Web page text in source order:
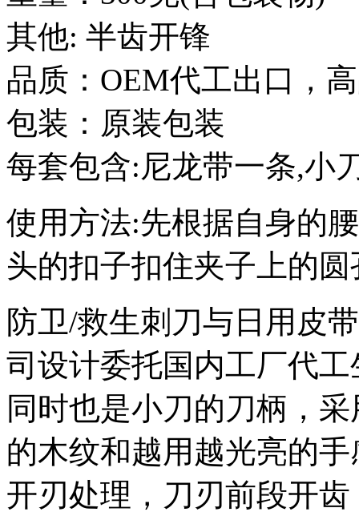
其他: 半齿开锋
品质：OEM代工出口，
包装：原装包装
每套包含:尼龙带一条,小
使用方法:先根据自身的
头的扣子扣住夹子上的圆
防卫/救生刺刀与日用皮
司设计委托国内工厂代
同时也是小刀的刀柄，
的木纹和越用越光亮的
开刃处理，刀刃前段开